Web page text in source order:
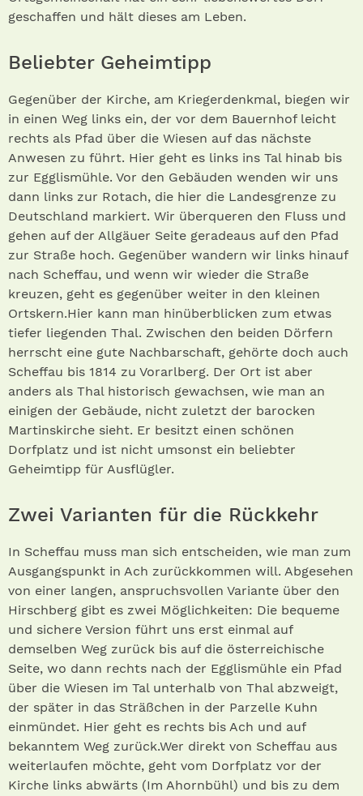
geschaffen und hält dieses am Leben.
Beliebter Geheimtipp
Gegenüber der Kirche, am Kriegerdenkmal, biegen wir
in einen Weg links ein, der vor dem Bauernhof leicht
rechts als Pfad über die Wiesen auf das nächste
Anwesen zu führt. Hier geht es links ins Tal hinab bis
zur Egglismühle. Vor den Gebäuden wenden wir uns
dann links zur Rotach, die hier die Landesgrenze zu
Deutschland markiert. Wir überqueren den Fluss und
gehen auf der Allgäuer Seite geradeaus auf den Pfad
zur Straße hoch. Gegenüber wandern wir links hinauf
nach Scheffau, und wenn wir wieder die Straße
kreuzen, geht es gegenüber weiter in den kleinen
Ortskern.Hier kann man hinüberblicken zum etwas
tiefer liegenden Thal. Zwischen den beiden Dörfern
herrscht eine gute Nachbarschaft, gehörte doch auch
Scheffau bis 1814 zu Vorarlberg. Der Ort ist aber
anders als Thal historisch gewachsen, wie man an
einigen der Gebäude, nicht zuletzt der barocken
Martinskirche sieht. Er besitzt einen schönen
Dorfplatz und ist nicht umsonst ein beliebter
Geheimtipp für Ausflügler.
Zwei Varianten für die Rückkehr
In Scheffau muss man sich entscheiden, wie man zum
Ausgangspunkt in Ach zurückkommen will. Abgesehen
von einer langen, anspruchsvollen Variante über den
Hirschberg gibt es zwei Möglichkeiten: Die bequeme
und sichere Version führt uns erst einmal auf
demselben Weg zurück bis auf die österreichische
Seite, wo dann rechts nach der Egglismühle ein Pfad
über die Wiesen im Tal unterhalb von Thal abzweigt,
der später in das Sträßchen in der Parzelle Kuhn
einmündet. Hier geht es rechts bis Ach und auf
bekanntem Weg zurück.Wer direkt von Scheffau aus
weiterlaufen möchte, geht vom Dorfplatz vor der
Kirche links abwärts (Im Ahornbühl) und bis zu dem